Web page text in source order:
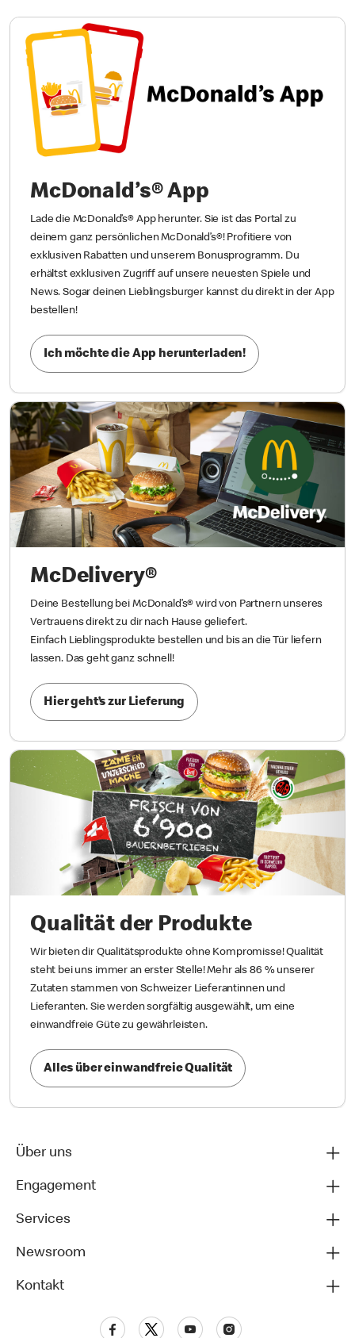
McDonald’s® App
Lade die McDonald’s® App herunter. Sie ist das Portal zu
deinem ganz persönlichen McDonald’s®! Profitiere von
exklusiven Rabatten und unserem Bonusprogramm. Du
erhältst exklusiven Zugriff auf unsere neuesten Spiele und
News. Sogar deinen Lieblingsburger kannst du direkt in der App
bestellen!
Ich möchte die App herunterladen!
McDelivery®
Deine Bestellung bei McDonald’s® wird von Partnern unseres
Vertrauens direkt zu dir nach Hause geliefert.
Einfach Lieblingsprodukte bestellen und bis an die Tür liefern
lassen. Das geht ganz schnell!
Hier geht’s zur Lieferung
Qualität der Produkte
Wir bieten dir Qualitätsprodukte ohne Kompromisse! Qualität
steht bei uns immer an erster Stelle! Mehr als 86 % unserer
Zutaten stammen von Schweizer Lieferantinnen und
Lieferanten. Sie werden sorgfältig ausgewählt, um eine
einwandfreie Güte zu gewährleisten.
Alles über einwandfreie Qualität
Über uns
Engagement
Services
Newsroom
Kontakt